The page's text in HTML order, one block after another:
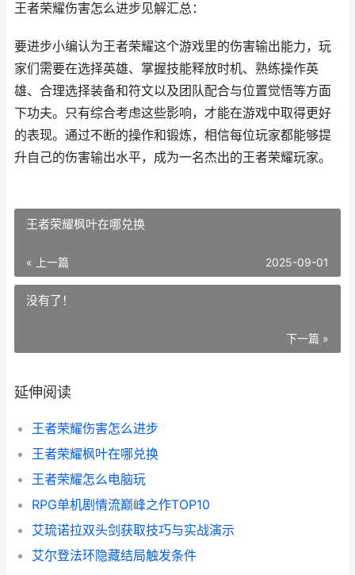
王者荣耀伤害怎么进步见解汇总：
要进步小编认为王者荣耀这个游戏里的伤害输出能力，玩
家们需要在选择英雄、掌握技能释放时机、熟练操作英
雄、合理选择装备和符文以及团队配合与位置觉悟等方面
下功夫。只有综合考虑这些影响，才能在游戏中取得更好
的表现。通过不断的操作和锻炼，相信每位玩家都能够提
升自己的伤害输出水平，成为一名杰出的王者荣耀玩家。
王者荣耀枫叶在哪兑换
« 上一篇 2025-09-01
没有了！
下一篇 »
延伸阅读
王者荣耀伤害怎么进步
王者荣耀枫叶在哪兑换
王者荣耀怎么电脑玩
RPG单机剧情流巅峰之作TOP10
艾琉诺拉双头剑获取技巧与实战演示
艾尔登法环隐藏结局触发条件